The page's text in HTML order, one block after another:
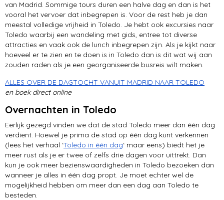
van Madrid. Sommige tours duren een halve dag en dan is het
vooral het vervoer dat inbegrepen is. Voor de rest heb je dan
meestal volledige vrijheid in Toledo. Je hebt ook excursies naar
Toledo waarbij een wandeling met gids, entree tot diverse
attracties en vaak ook de lunch inbegrepen zijn. Als je kijkt naar
hoeveel er te zien en te doen is in Toledo dan is dit wat wij aan
zouden raden als je een georganiseerde busreis wilt maken.
ALLES OVER DE DAGTOCHT VANUIT MADRID NAAR TOLEDO
en boek direct online
Overnachten in Toledo
Eerlijk gezegd vinden we dat de stad Toledo meer dan één dag
verdient. Hoewel je prima de stad op één dag kunt verkennen
(lees het verhaal ‘Toledo in één dag‘ maar eens) biedt het je
meer rust als je er twee of zelfs drie dagen voor uittrekt. Dan
kun je ook meer bezienswaardigheden in Toledo bezoeken dan
wanneer je alles in één dag propt. Je moet echter wel de
mogelijkheid hebben om meer dan een dag aan Toledo te
besteden.